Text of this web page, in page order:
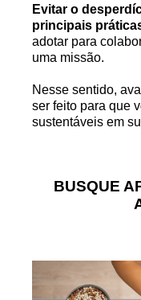
Evitar o
principais
adotar para
uma missão.
Nesse sentido,
ser feito para que
sustentáveis em
BUSQUE